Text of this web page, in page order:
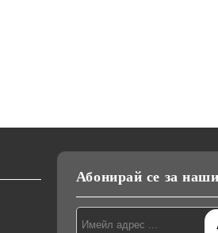
Абонирай се за